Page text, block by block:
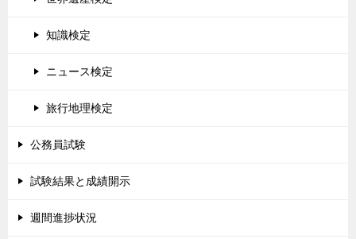
知識検定
ニュース検定
旅行地理検定
公務員試験
試験結果と成績開示
週間進捗状況